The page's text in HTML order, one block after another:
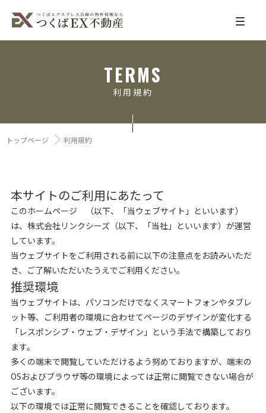
TERMS
利用規約
トップページ 利用規約
本サイトのご利用にあたって
このホームページ （以下、「当ウェブサイト」といいます）
は、株式会社リンクシーズ（以下、「当社」といいます）が運営
しています。
当ウェブサイトをご利用される前に以下の注意点をお読みいただ
き、ご了解いただいたうえでご利用ください。
推奨環境
当ウェブサイトは、パソコンだけでなくスマートフォンやタブレ
ット等、ご利用者の環境に合わせてページのデザインが変化する
「レスポンシブ・ウェブ・デザイン」という手法で構築しており
ます。
多くの端末で閲覧していただけるよう努めておりますが、端末の
OSおよびブラウザ等の環境によっては正常に閲覧できない場合が
ございます。
以下の環境では正常に閲覧できることを確認しております。